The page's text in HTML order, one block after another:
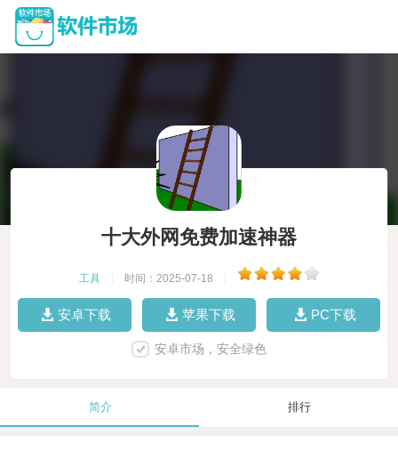
十大外网免费加速神器
工具 时间：2025-07-18
安卓下载 苹果下载 PC下载
安卓市场，安全绿色
简介 排行